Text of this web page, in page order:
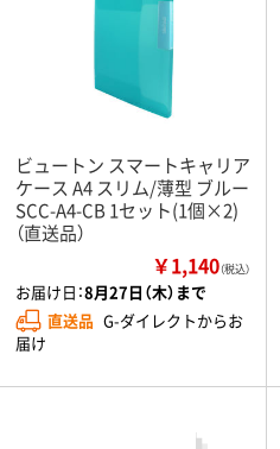
ビュートン スマートキャリア
ケース A4 スリム/薄型 ブルー
SCC-A4-CB 1セット(1個×2)
（直送品）
￥1,140（税込）
お届け日：8月27日（木）まで
直送品 G-ダイレクトからお
届け